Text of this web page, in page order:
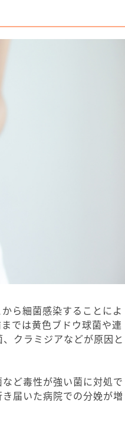
ら細菌感染することによ
では黄色ブドウ球菌や連
クラミジアなどが原因と
ど毒性が強い菌に対処で
届いた病院での分娩が増